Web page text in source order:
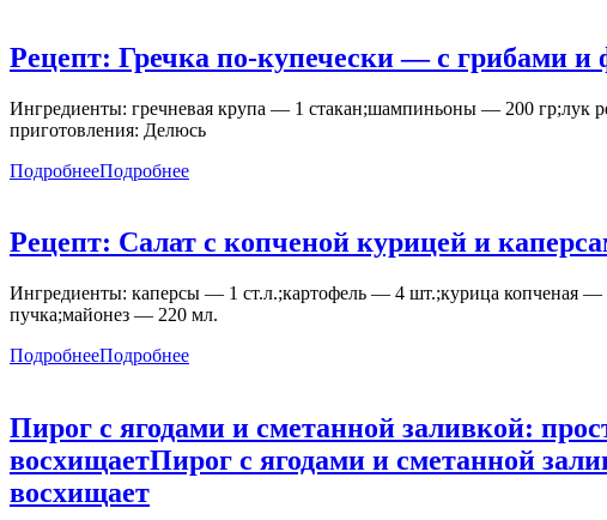
Рецепт: Гречка по-купечески — с грибами
Ингредиенты: гречневая крупа — 1 стакан;шампиньоны — 200
приготовления: Делюсь
ПодробнееПодробнее
Рецепт: Салат с копченой курицей и
Ингредиенты: каперсы — 1 ст.л.;картофель — 4 шт.;курица
пучка;майонез — 220 мл.
ПодробнееПодробнее
Пирог с ягодами и сметанной заливкой:
восхищаетПирог с ягодами и сметанной
восхищает